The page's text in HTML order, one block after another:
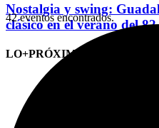
Nostalgia y swing:
clásico en el verano del 82
LO+PRÓXIMO (CITAS)
42 eventos encontrados.